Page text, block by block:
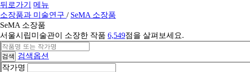
뒤로가기
메뉴
소장품과 미술연구 / SeMA 소장품
SeMA 소장품
서울시립미술관이 소장한 작품 6,549점을 살펴보세요.
검색 검색옵션
작가명